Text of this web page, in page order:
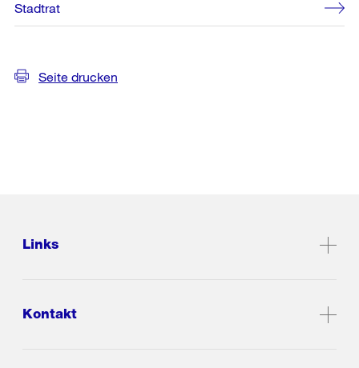
Stadtrat
Seite drucken
Links
Kontakt